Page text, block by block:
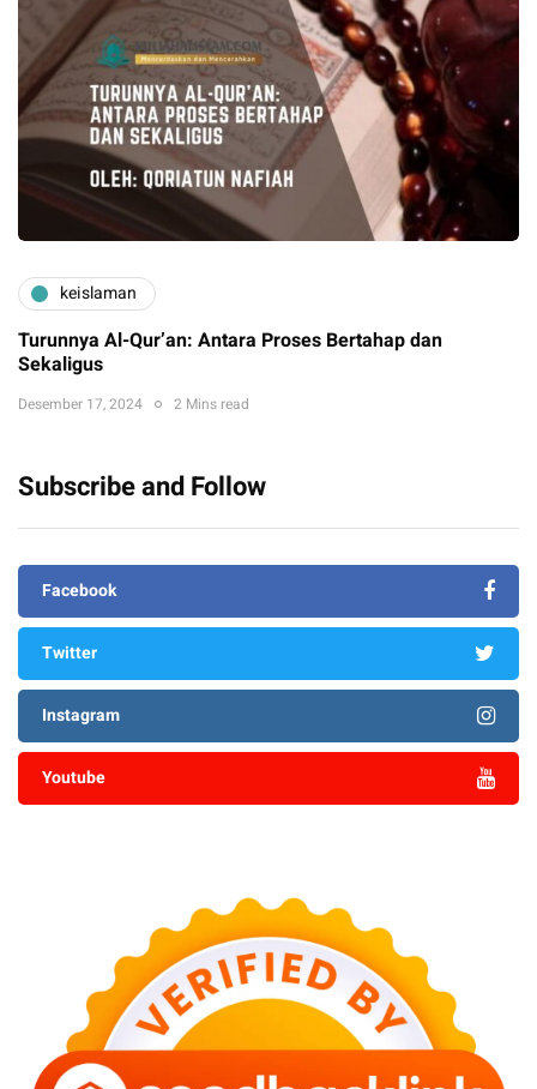
keislaman
Turunnya Al-Qur’an: Antara Proses Bertahap dan
Sekaligus
Desember 17, 2024 2 Mins read
Subscribe and Follow
Facebook
Twitter
Instagram
Youtube